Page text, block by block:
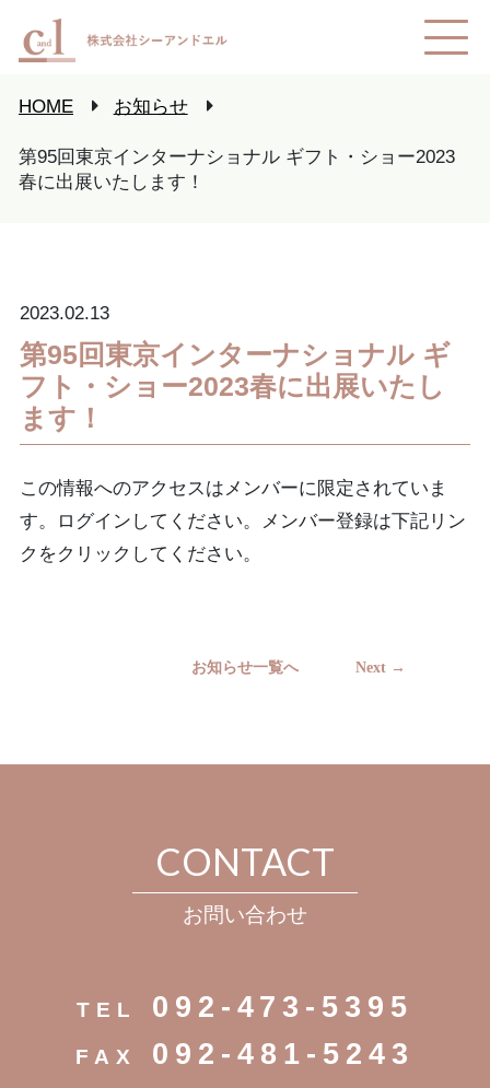
HOME お知らせ
第95回東京インターナショナル ギフト・ショー2023
春に出展いたします！
2023.02.13
第95回東京インターナショナル ギ
フト・ショー2023春に出展いたし
ます！
この情報へのアクセスはメンバーに限定されていま
す。ログインしてください。メンバー登録は下記リン
クをクリックしてください。
お知らせ一覧へ Next →
CONTACT
お問い合わせ
TEL 092-473-5395
FAX 092-481-5243